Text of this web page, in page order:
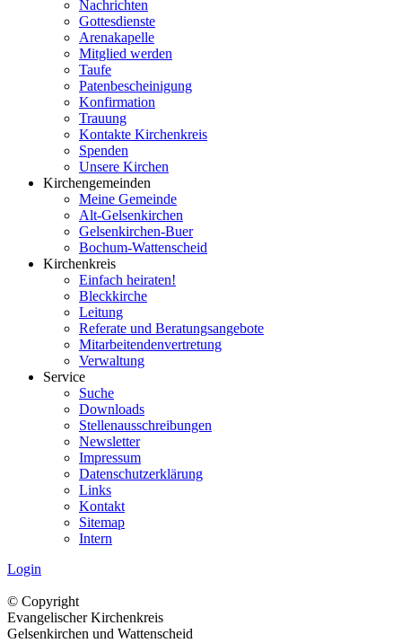
Nachrichten
Gottesdienste
Arenakapelle
Mitglied werden
Taufe
Patenbescheinigung
Konfirmation
Trauung
Kontakte Kirchenkreis
Spenden
Unsere Kirchen
Kirchengemeinden
Meine Gemeinde
Alt-Gelsenkirchen
Gelsenkirchen-Buer
Bochum-Wattenscheid
Kirchenkreis
Einfach heiraten!
Bleckkirche
Leitung
Referate und Beratungsangebote
Mitarbeitendenvertretung
Verwaltung
Service
Suche
Downloads
Stellenausschreibungen
Newsletter
Impressum
Datenschutzerklärung
Links
Kontakt
Sitemap
Intern
Login
© Copyright
Evangelischer Kirchenkreis
Gelsenkirchen und Wattenscheid